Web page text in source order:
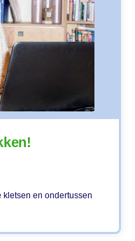
kletsen en ondertussen